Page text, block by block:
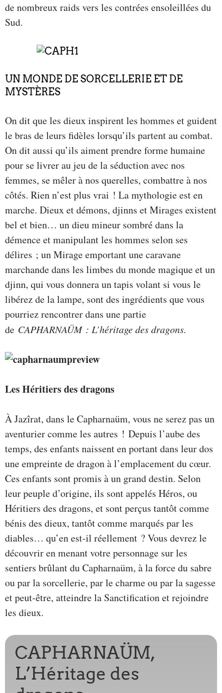
de nombreux raids vers les contrées ensoleillées du
Sud.
UN MONDE DE SORCELLERIE ET DE
MYSTÈRES
On dit que les dieux inspirent les hommes et guident
le bras de leurs fidèles lorsqu’ils partent au combat.
On dit aussi qu’ils aiment prendre forme humaine
pour se livrer au jeu de la séduction avec nos
femmes, se mêler à nos querelles, combattre à nos
côtés. Rien n’est plus vrai ! La mythologie est en
marche. Dieux et démons, djinns et Mirages existent
bel et bien… un dieu mineur sombré dans la
démence et manipulant les hommes selon ses
délires ; un Mirage emportant une caravane
marchande dans les limbes du monde magique et un
djinn, qui vous donnera un tapis volant si vous le
libérez de la lampe, sont des ingrédients que vous
pourriez rencontrer dans une partie
de CAPHARNAÜM : L’héritage des dragons.
Les Héritiers des dragons
À Jazîrat, dans le Capharnaüm, vous ne serez pas un
aventurier comme les autres ! Depuis l’aube des
temps, des enfants naissent en portant dans leur dos
une empreinte de dragon à l’emplacement du cœur.
Ces enfants sont promis à un grand destin. Selon
leur peuple d’origine, ils sont appelés Héros, ou
Héritiers des dragons, et sont perçus tantôt comme
bénis des dieux, tantôt comme marqués par les
diables… qu’en est-il réellement ? Vous devrez le
découvrir en menant votre personnage sur les
sentiers brûlant du Capharnaüm, à la force du sabre
ou par la sorcellerie, par le charme ou par la sagesse
et peut-être, atteindre la Sanctification et rejoindre
les dieux.
CAPHARNAÜM,
L’Héritage des